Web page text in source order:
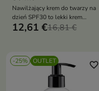
Nawilżający krem do twarzy na
dzień SPF30 to lekki krem
ochronny, który zapewnia
nawilżając i chroniąc skórę
przed stresem fotooksydacyjnym
12,61 €16,81 €
-25% OUTLET favorite_border